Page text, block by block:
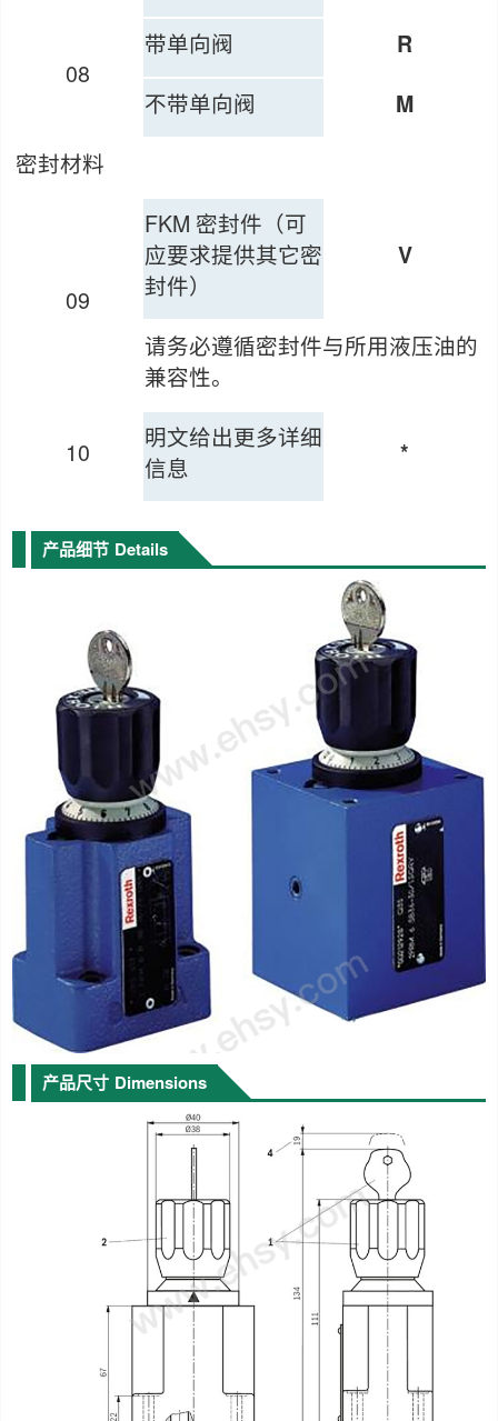
08
带单向阀 R
不带单向阀 M
密封材料
09
FKM 密封件（可
应要求提供其它密
封件）
V
请务必遵循密封件与所用液压油的
兼容性。
10
明文给出更多详细
信息
*
产品细节 Details
产品尺寸 Dimensions